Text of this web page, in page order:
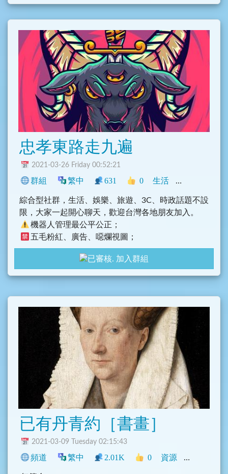
忠孝東路走九遍
2021-03-26 Friday 00:52:21
群組 繁中 631 0 生活 中文圈
綜合型社群，生活、娛樂、旅遊、3C、時政話題不設
限，大家一起開心聊天，歡迎台灣各地朋友加入。
機器人管理最公平公正；
五毛粉紅、廣告、噁爛視圖；
語言包/導航索引/GIF貼圖
加入群組
已有丹青約［書畫］
2021-03-09 Tuesday 02:15:43
頻道 繁中 2.01K 0 資源 中文圈